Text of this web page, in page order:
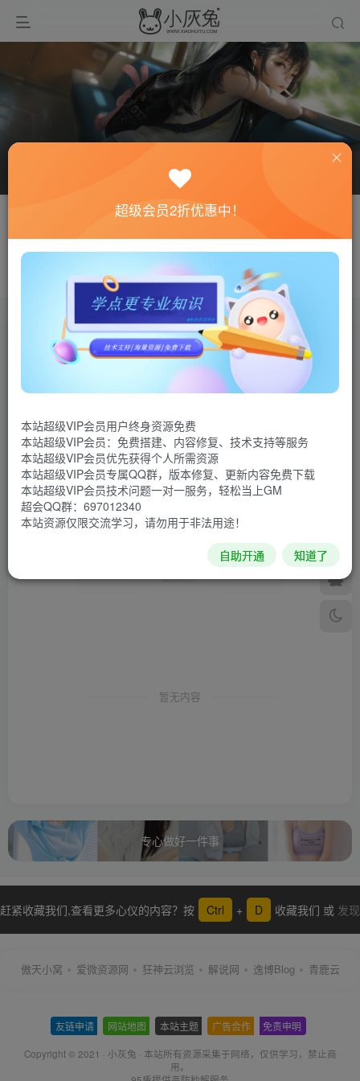
gxfx
未来的你一定会感谢现在拼命的自己
收藏0 评论0 粉丝0
排序
暂无内容
专心做好一件事
赶紧收藏我们,查看更多心仪的内容？按 Ctrl + D 收藏我们 或 发现
傲天小窝 爱微资源网 狂神云浏览 解说网 逸博Blog 青鹿云
友链申请 网站地图 本站主题 广告合作 免责申明
Copyright © 2021 · 小灰兔 · 本站所有资源采集于网络，仅供学习，禁止商
用。
超级会员2折优惠中！
本站超级VIP会员用户终身资源免费
本站超级VIP会员：免费搭建、内容修复、技术支持等服务
本站超级VIP会员优先获得个人所需资源
本站超级VIP会员专属QQ群，版本修复、更新内容免费下载
本站超级VIP会员技术问题一对一服务，轻松当上GM
超会QQ群：697012340
本站资源仅限交流学习，请勿用于非法用途！
自助开通 知道了